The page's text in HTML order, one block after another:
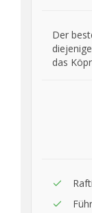
Der
das